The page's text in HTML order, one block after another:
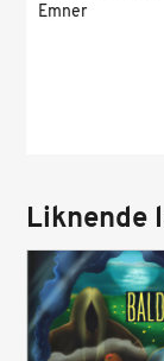
Emner
Liknende